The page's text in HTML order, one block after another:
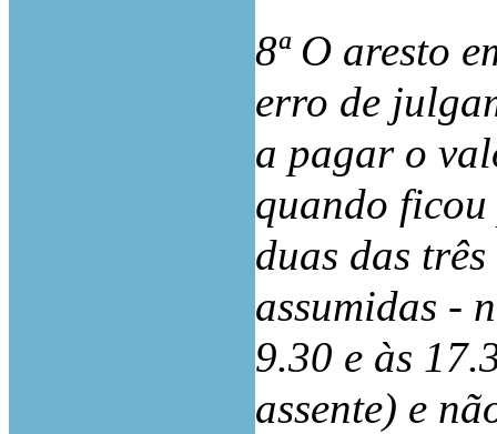
8ª O aresto
erro de
a pagar o
quando
duas das
assumidas -
9.30 e às
assente) e